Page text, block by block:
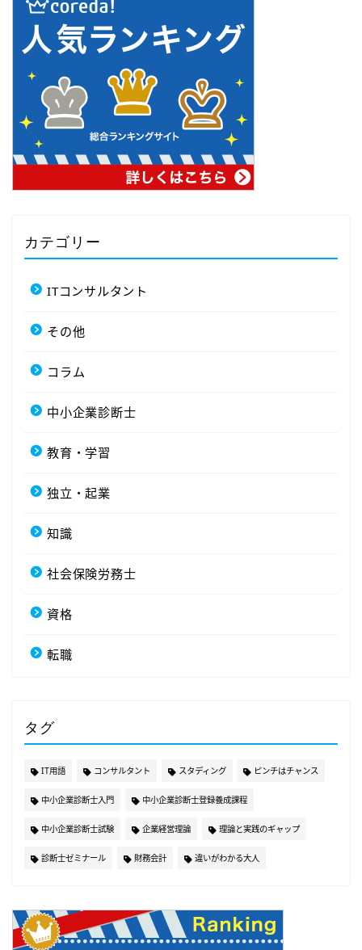
カテゴリー
ITコンサルタント
その他
コラム
中小企業診断士
教育・学習
独立・起業
知識
社会保険労務士
資格
転職
タグ
IT用語 コンサルタント スタディング ピンチはチャンス
中小企業診断士入門 中小企業診断士登録養成課程
中小企業診断士試験 企業経営理論 理論と実践のギャップ
診断士ゼミナール 財務会計 違いがわかる大人